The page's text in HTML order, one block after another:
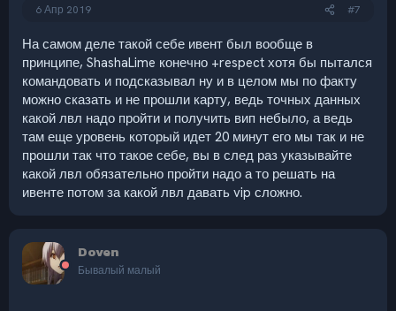
6 Апр 2019 #7
На самом деле такой себе ивент был вообще в
принципе, ShashaLime конечно +respect хотя бы пытался
командовать и подсказывал ну и в целом мы по факту
можно сказать и не прошли карту, ведь точных данных
какой лвл надо пройти и получить вип небыло, а ведь
там еще уровень который идет 20 минут его мы так и не
прошли так что такое себе, вы в след раз указывайте
какой лвл обязательно пройти надо а то решать на
ивенте потом за какой лвл давать vip сложно.
Doven
Бывалый малый